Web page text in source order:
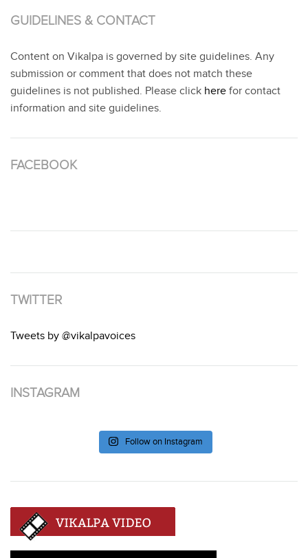
GUIDELINES & CONTACT
Content on Vikalpa is governed by site guidelines. Any
submission or comment that does not match these
guidelines is not published. Please click here for contact
information and site guidelines.
FACEBOOK
TWITTER
Tweets by @vikalpavoices
INSTAGRAM
Follow on Instagram